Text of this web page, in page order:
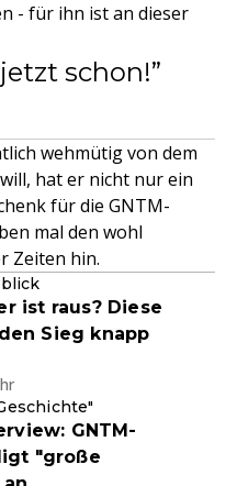
- für ihn ist an dieser
schon!
wehmütig von dem
hat er nicht nur ein
für die GNTM-
mal den wohl
Zeiten hin.
ist raus? Diese
Sieg knapp
GNTM-
"große